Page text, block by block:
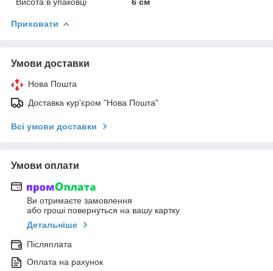
Приховати
Умови доставки
Нова Пошта
Доставка кур'єром "Нова Пошта"
Всі умови доставки
Умови оплати
Ви отримаєте замовлення
або гроші повернуться на вашу картку
Детальніше
Післяплата
Оплата на рахунок